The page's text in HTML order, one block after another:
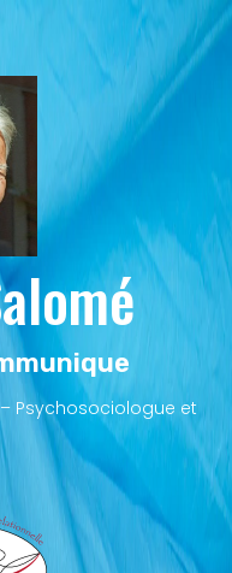
Psychosociologue et